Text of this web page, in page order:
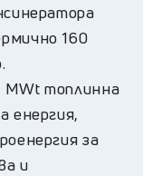
160
топлинна
енергия,
за
и